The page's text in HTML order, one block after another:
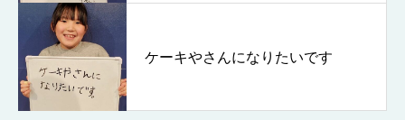
ケーキやさんになりたいです